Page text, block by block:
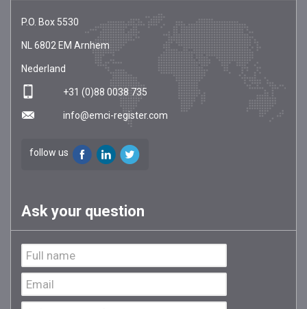
EMCI
Register
https://emci-
register.com/nl/
P.O. Box 5530
NL 6802 EM Arnhem
Nederland
+31 (0)88 0038 735
info@emci-register.com
follow us
Ask your question